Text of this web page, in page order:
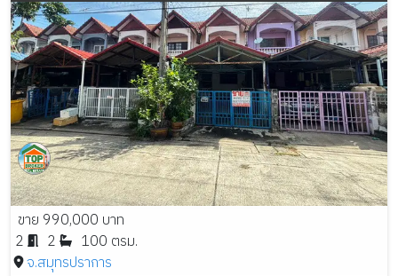
ขาย 990,000 บาท
2
2
100 ตรม.
จ.สมุทรปราการ